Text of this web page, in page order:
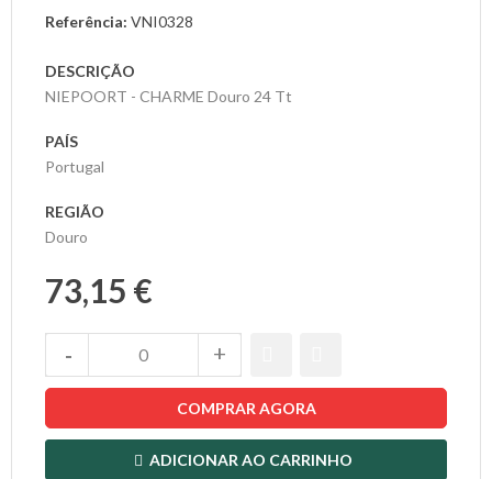
As
Provas
Referência: VNI0328
DESCRIÇÃO
NIEPOORT - CHARME Douro 24 Tt
PAÍS
Portugal
REGIÃO
Douro
73,15 €
COMPRAR AGORA
ADICIONAR AO CARRINHO